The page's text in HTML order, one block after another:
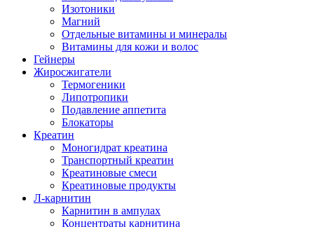
Изотоники
Магний
Отдельные витамины и минералы
Витамины для кожи и волос
Гейнеры
Жиросжигатели
Термогеники
Липотропики
Подавление аппетита
Блокаторы
Креатин
Моногидрат креатина
Транспортный креатин
Креатиновые смеси
Креатиновые продукты
Л-карнитин
Карнитин в ампулах
Концентраты карнитина